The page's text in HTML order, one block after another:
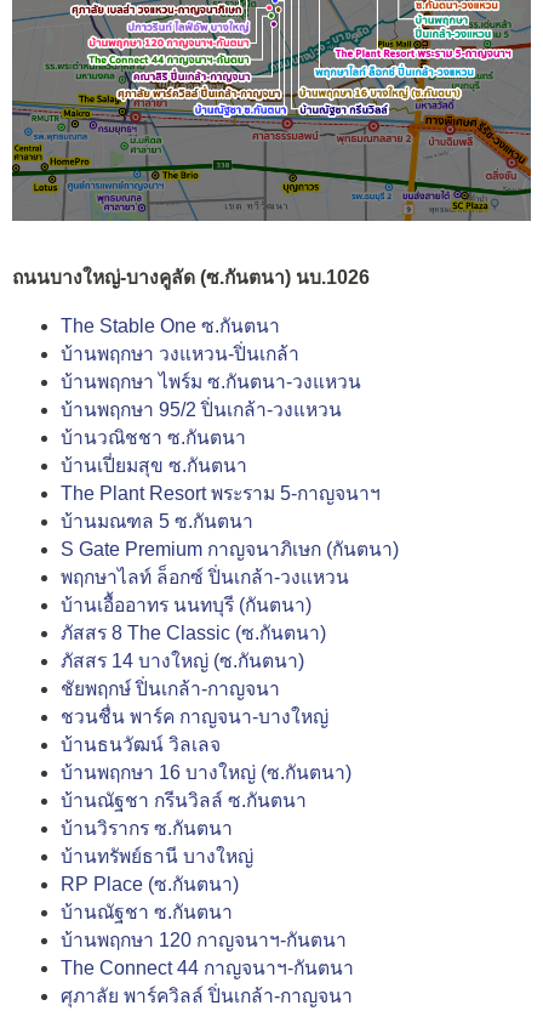
ถนนบางใหญ่-บางคูลัด (ซ.กันตนา) นบ.1026
The Stable One ซ.กันตนา
บ้านพฤกษา วงแหวน-ปิ่นเกล้า
บ้านพฤกษา ไพร์ม ซ.กันตนา-วงแหวน
บ้านพฤกษา 95/2 ปิ่นเกล้า-วงแหวน
บ้านวณิชชา ซ.กันตนา
บ้านเปี่ยมสุข ซ.กันตนา
The Plant Resort พระราม 5-กาญจนาฯ
บ้านมณฑล 5 ซ.กันตนา
S Gate Premium กาญจนาภิเษก (กันตนา)
พฤกษาไลท์ ล็อกซ์ ปิ่นเกล้า-วงแหวน
บ้านเอื้ออาทร นนทบุรี (กันตนา)
ภัสสร 8 The Classic (ซ.กันตนา)
ภัสสร 14 บางใหญ่ (ซ.กันตนา)
ชัยพฤกษ์ ปิ่นเกล้า-กาญจนา
ชวนชื่น พาร์ค กาญจนา-บางใหญ่
บ้านธนวัฒน์ วิลเลจ
บ้านพฤกษา 16 บางใหญ่ (ซ.กันตนา)
บ้านณัฐชา กรีนวิลล์ ซ.กันตนา
บ้านวิรากร ซ.กันตนา
บ้านทรัพย์ธานี บางใหญ่
RP Place (ซ.กันตนา)
บ้านณัฐชา ซ.กันตนา
บ้านพฤกษา 120 กาญจนาฯ-กันตนา
The Connect 44 กาญจนาฯ-กันตนา
ศุภาลัย พาร์ควิลล์ ปิ่นเกล้า-กาญจนา